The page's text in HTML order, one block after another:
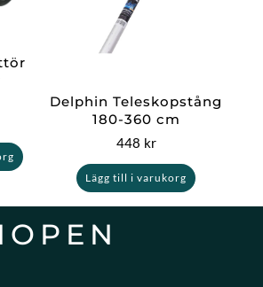
Delphin Teleskopstång
180-360 cm
448 kr
Lägg till i varukorg